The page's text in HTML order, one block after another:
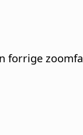
forrige